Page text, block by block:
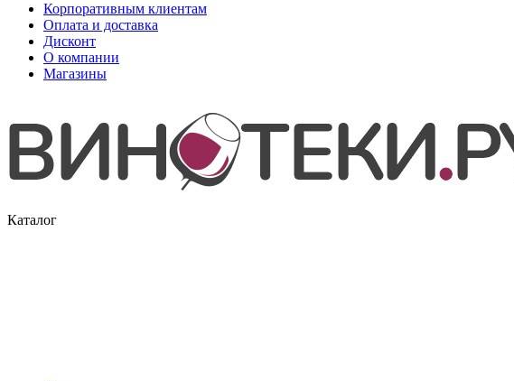
Корпоративным клиентам
Оплата и доставка
Дисконт
О компании
Магазины
Каталог